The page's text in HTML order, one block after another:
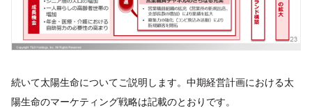
続いて太陽生命についてご説明します。中期経営計画における太
陽生命のマーケティング戦略は記載のとおりです。